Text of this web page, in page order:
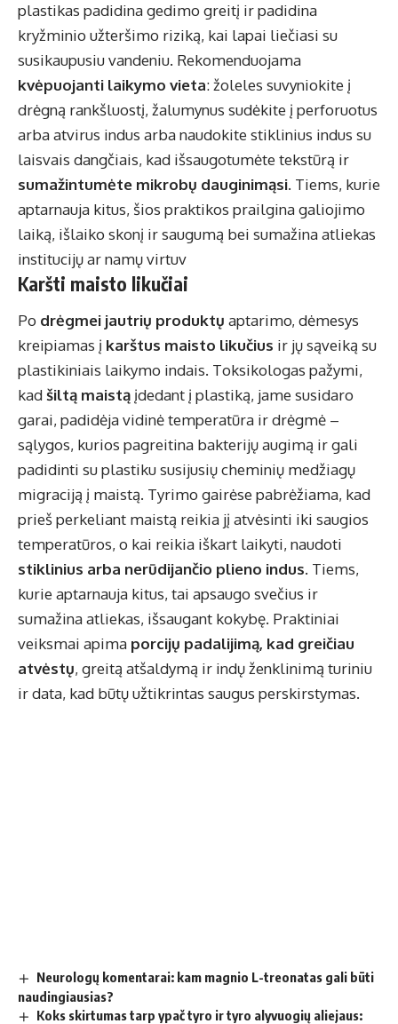
plastikas padidina gedimo greitį ir padidina
kryžminio užteršimo riziką, kai lapai liečiasi su
susikaupusiu vandeniu. Rekomenduojama
kvėpuojanti laikymo vieta: žoleles suvyniokite į
drėgną rankšluostį, žalumynus sudėkite į perforuotus
arba atvirus indus arba naudokite stiklinius indus su
laisvais dangčiais, kad išsaugotumėte tekstūrą ir
sumažintumėte mikrobų dauginimąsi. Tiems, kurie
aptarnauja kitus, šios praktikos prailgina galiojimo
laiką, išlaiko skonį ir saugumą bei sumažina atliekas
institucijų ar namų virtuv
Karšti maisto likučiai
Po drėgmei jautrių produktų aptarimo, dėmesys
kreipiamas į karštus maisto likučius ir jų sąveiką su
plastikiniais laikymo indais. Toksikologas pažymi,
kadšiltą maistą įdedant į plastiką, jame susidaro
garai, padidėja vidinė temperatūra ir drėgmė –
sąlygos, kurios pagreitina bakterijų augimą ir gali
padidinti su plastiku susijusių cheminių medžiagų
migraciją į maistą. Tyrimo gairėse pabrėžiama, kad
prieš perkeliant maistą reikia jį atvėsinti iki saugios
temperatūros, o kai reikia iškart laikyti, naudoti
stiklinius arba nerūdijančio plieno indus. Tiems,
kurie aptarnauja kitus, tai apsaugo svečius ir
sumažina atliekas, išsaugant kokybę. Praktiniai
veiksmai apima porcijų padalijimą, kad greičiau
atvėstų, greitą atšaldymą ir indų ženklinimą turiniu
ir data, kad būtų užtikrintas saugus perskirstymas.
Neurologų komentarai: kam magnio L-treonatas gali būti
naudingiausias?
Koks skirtumas tarp ypač tyro ir tyro alyvuogių aliejaus: